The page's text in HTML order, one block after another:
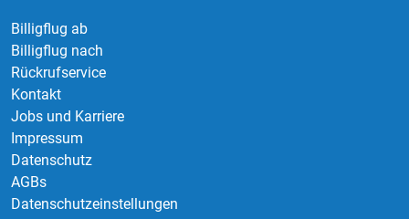
Billigflug ab
Billigflug nach
Rückrufservice
Kontakt
Jobs und Karriere
Impressum
Datenschutz
AGBs
Datenschutzeinstellungen